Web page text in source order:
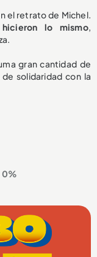
el retrato de Michel.
lo mismo,
gran cantidad de
solidaridad con la
0%